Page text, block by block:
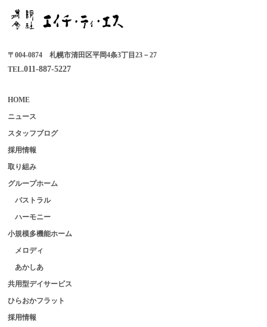
〒004-0874 札幌市清田区平岡4条3丁目23－27
TEL.011-887-5227
HOME
ニュース
スタッフブログ
採用情報
取り組み
グループホーム
パストラル
ハーモニー
小規模多機能ホーム
メロディ
あかしあ
共用型デイサービス
ひらおかフラット
採用情報